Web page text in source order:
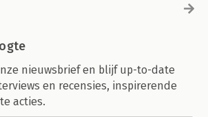
nieuwsbrief en blijf up-to-date
en recensies, inspirerende
acties.